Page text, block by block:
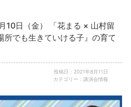
10日（金） 「花まる × 山村留
所でも生きていける子』の育て
投稿日：2021年8月11日
カテゴリー：講演会情報